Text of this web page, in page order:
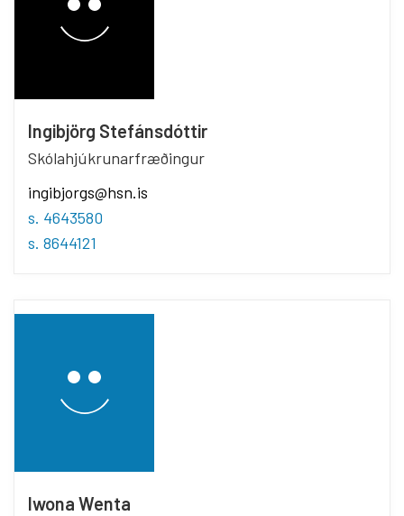
Ingibjörg Stefánsdóttir
Skólahjúkrunarfræðingur
ingibjorgs@hsn.is
s. 4643580
s. 8644121
Iwona Wenta